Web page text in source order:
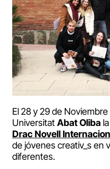
El 28 y 29 de
UniversitatAbat Oliba
Drac Novell
de jóvenes creativ_s en
diferentes.